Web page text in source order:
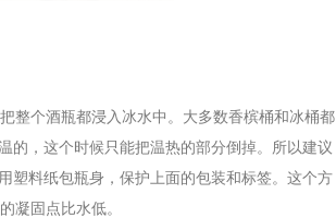
个酒瓶都浸入冰水中。大多数香槟桶和冰桶都
的，这个时候只能把温热的部分倒掉。所以建议
塑料纸包瓶身，保护上面的包装和标签。这个方
凝固点比水低。